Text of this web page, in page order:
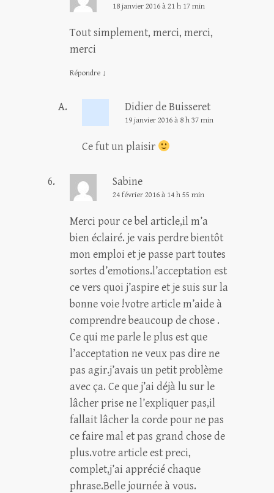
18 janvier 2016 à 21 h 17 min
Tout simplement, merci, merci,
merci
Répondre ↓
Didier de Buisseret
19 janvier 2016 à 8 h 37 min
Ce fut un plaisir
Sabine
24 février 2016 à 14 h 55 min
Merci pour ce bel article,il m’a
bien éclairé. je vais perdre bientôt
mon emploi et je passe part toutes
sortes d’emotions.l’acceptation est
ce vers quoi j’aspire et je suis sur la
bonne voie !votre article m’aide à
comprendre beaucoup de chose .
Ce qui me parle le plus est que
l’acceptation ne veux pas dire ne
pas agir.j’avais un petit problème
avec ça. Ce que j’ai déjà lu sur le
lâcher prise ne l’expliquer pas,il
fallait lâcher la corde pour ne pas
ce faire mal et pas grand chose de
plus.votre article est preci,
complet,j’ai apprécié chaque
phrase.Belle journée à vous.